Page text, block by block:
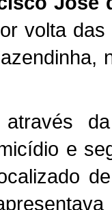
volta
através
e